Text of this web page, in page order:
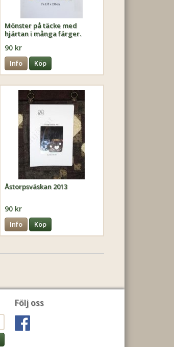
Mönster på täcke med
hjärtan i många färger.
90 kr
Info Köp
Åstorpsväskan 2013
90 kr
Info Köp
Följ oss